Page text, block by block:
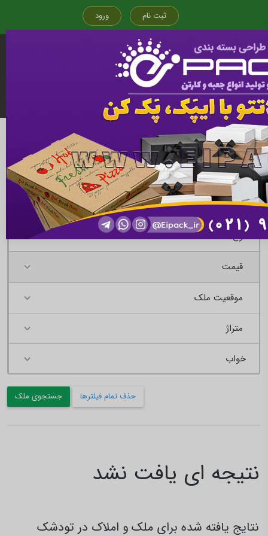
ثبت نام ورود
قیمت
موقعیت ملک
متراژ
جستجوی ملک حذف تمام فیلترها
نتیجه ای یافت نشد
نتایج یافته شده برای ملک و املاک در تودشک